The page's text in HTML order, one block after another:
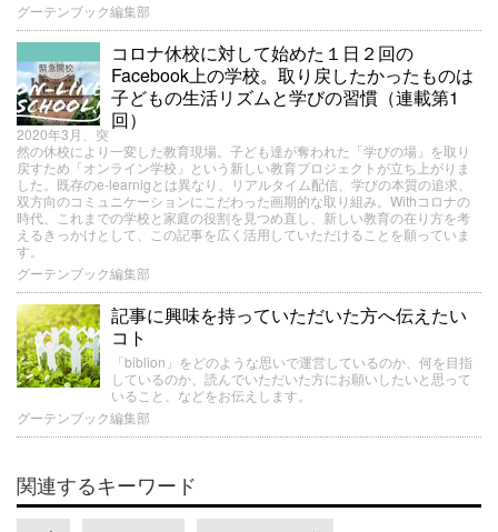
グーテンブック編集部
コロナ休校に対して始めた１日２回の
Facebook上の学校。取り戻したかったものは
子どもの生活リズムと学びの習慣（連載第1
回）
2020年3月、突
然の休校により一変した教育現場。子ども達が奪われた「学びの場」を取り
戻すため「オンライン学校」という新しい教育プロジェクトが立ち上がりま
した。既存のe-learnigとは異なり、リアルタイム配信、学びの本質の追求、
双方向のコミュニケーションにこだわった画期的な取り組み。Withコロナの
時代、これまでの学校と家庭の役割を見つめ直し、新しい教育の在り方を考
えるきっかけとして、この記事を広く活用していただけることを願っていま
す。
グーテンブック編集部
記事に興味を持っていただいた方へ伝えたい
コト
「biblion」をどのような思いで運営しているのか、何を目指
しているのか、読んでいただいた方にお願いしたいと思って
いること、などをお伝えします。
グーテンブック編集部
関連するキーワード